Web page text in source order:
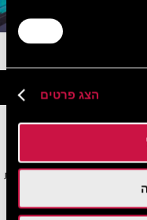
הצג פרטים
וההצעות המיוחדות שלנו ישירות